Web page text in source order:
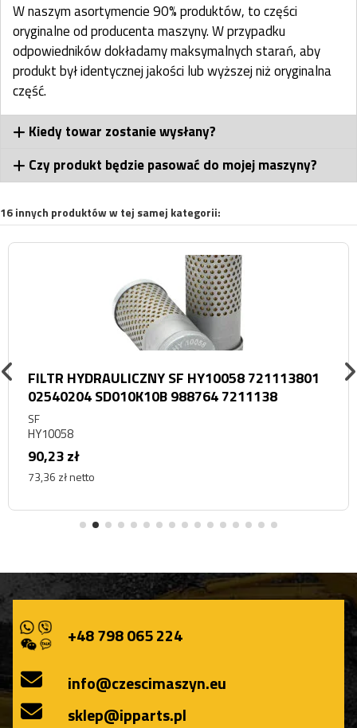
W naszym asortymencie 90% produktów, to części
oryginalne od producenta maszyny. W przypadku
odpowiedników dokładamy maksymalnych starań, aby
produkt był identycznej jakości lub wyższej niż oryginalna
część.
Kiedy towar zostanie wysłany?
Czy produkt będzie pasować do mojej maszyny?
16 innych produktów w tej samej kategorii:
FILTR HYDRAULICZNY SF HY10058 721113801
02540204 SD010K10B 988764 7211138
SF
HY10058
90,23 zł
73,36 zł netto
+48 798 065 224
info@czescimaszyn.eu
sklep@ipparts.pl